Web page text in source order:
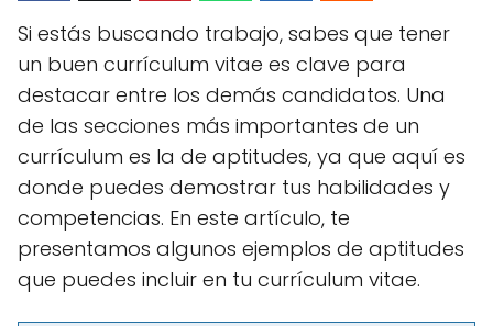
Si estás buscando trabajo, sabes que tener
un buen currículum vitae es clave para
destacar entre los demás candidatos. Una
de las secciones más importantes de un
currículum es la de aptitudes, ya que aquí es
donde puedes demostrar tus habilidades y
competencias. En este artículo, te
presentamos algunos ejemplos de aptitudes
que puedes incluir en tu currículum vitae.